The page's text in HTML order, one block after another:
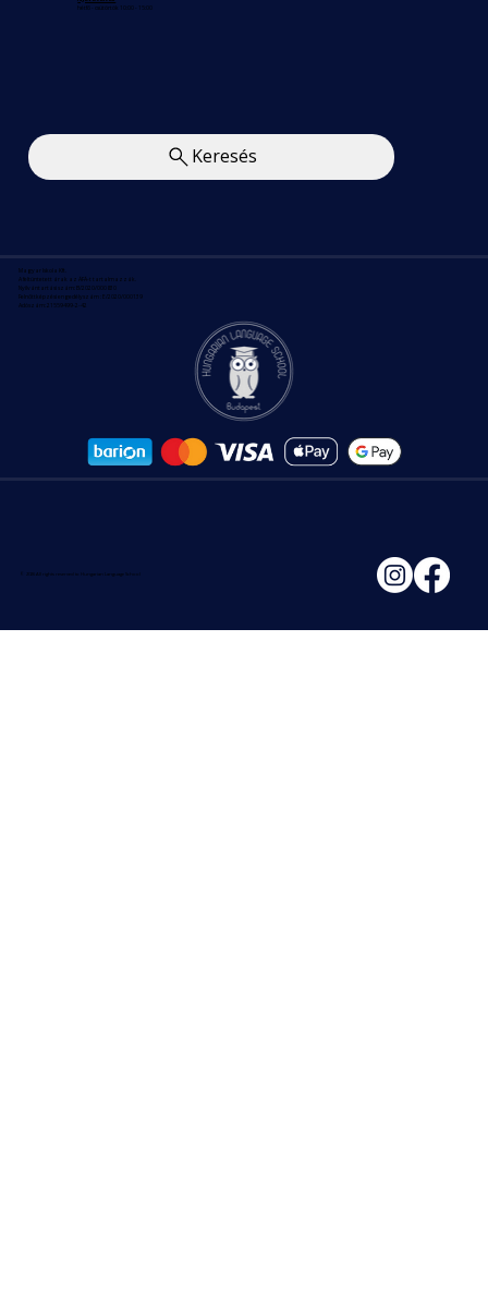
hétfő - csütörtök 10:00 - 15:00
Keresés
Magyar Iskola Kft.
A feltüntetett árak az ÁFÁ-t tartalmazzák.
Nyilvántartási szám: B/2020/000830
Felnőttképzési engedélyszám : E/2020/000139
Adószám: 21559499-2-42
© 2026 All rights reserved to Hungarian Language School